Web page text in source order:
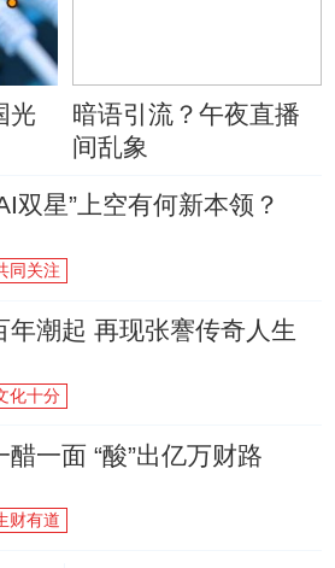
光
暗语引流？午夜直播
间乱象
双星”上空有何新本领？
同关注
年潮起 再现张謇传奇人生
化十分
醋一面 “酸”出亿万财路
财有道